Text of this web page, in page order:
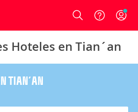
Login
Hoteles en Tian´an
TIAN´AN